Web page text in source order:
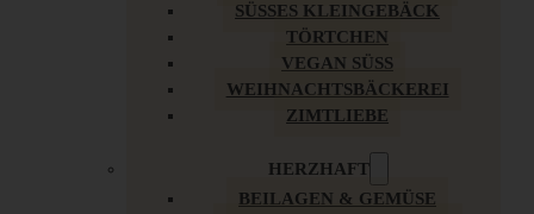
SÜSSES KLEINGEBÄCK
TÖRTCHEN
VEGAN SÜSS
WEIHNACHTSBÄCKEREI
ZIMTLIEBE
HERZHAFT
BEILAGEN & GEMÜSE